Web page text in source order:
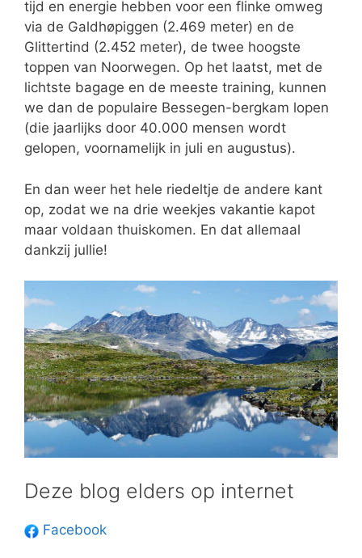
tijd en energie hebben voor een flinke omweg
via de Galdhøpiggen (2.469 meter) en de
Glittertind (2.452 meter), de twee hoogste
toppen van Noorwegen. Op het laatst, met de
lichtste bagage en de meeste training, kunnen
we dan de populaire Bessegen-bergkam lopen
(die jaarlijks door 40.000 mensen wordt
gelopen, voornamelijk in juli en augustus).
En dan weer het hele riedeltje de andere kant
op, zodat we na drie weekjes vakantie kapot
maar voldaan thuiskomen. En dat allemaal
dankzij jullie!
Deze blog elders op internet
Facebook